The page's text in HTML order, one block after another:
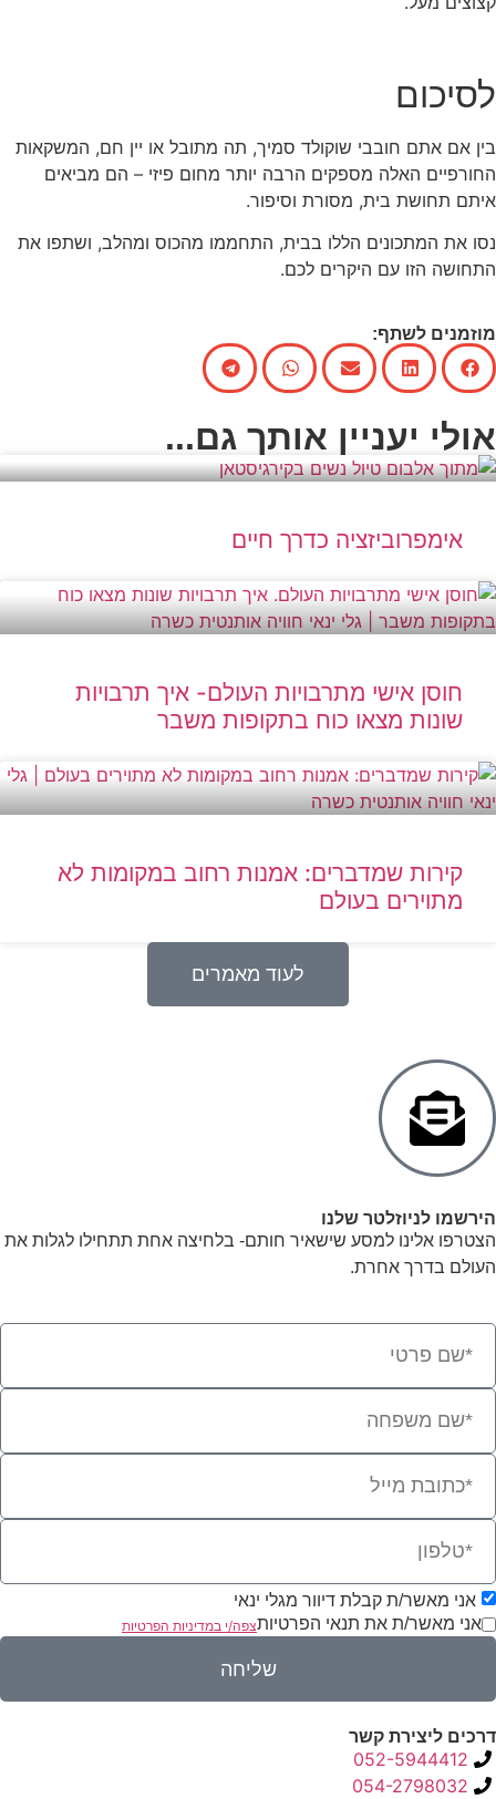
לסיכום
בין אם אתם חובבי שוקולד סמיך, תה מתובל או יין חם, המשקאות
החורפיים האלה מספקים הרבה יותר מחום פיזי – הם מביאים
איתם תחושת בית, מסורת וסיפור.
נסו את המתכונים הללו בבית, התחממו מהכוס ומהלב, ושתפו את
התחושה הזו עם היקרים לכם.
מוזמנים לשתף:
אולי יעניין אותך גם...
אימפרוביזציה כדרך חיים
חוסן אישי מתרבויות העולם- איך תרבויות
שונות מצאו כוח בתקופות משבר
קירות שמדברים: אמנות רחוב במקומות לא
מתוירים בעולם
לעוד מאמרים
הירשמו לניוזלטר שלנו
הצטרפו אלינו למסע שישאיר חותם- בלחיצה אחת תתחילו לגלות את
העולם בדרך אחרת.
אני מאשר/ת קבלת דיוור מגלי ינאי
אני מאשר/ת את תנאי הפרטיותצפה/י במדיניות הפרטיות
שליחה
דרכים ליצירת קשר
052-5944412
054-2798032